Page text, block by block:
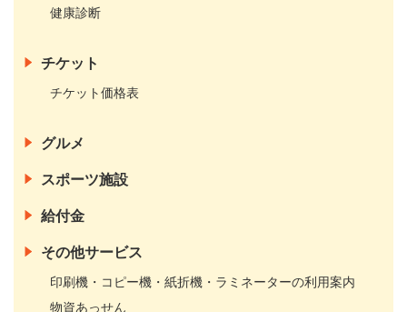
健康診断
チケット
チケット価格表
グルメ
スポーツ施設
給付金
その他サービス
印刷機・コピー機・紙折機・ラミネーターの利用案内
物資あっせん